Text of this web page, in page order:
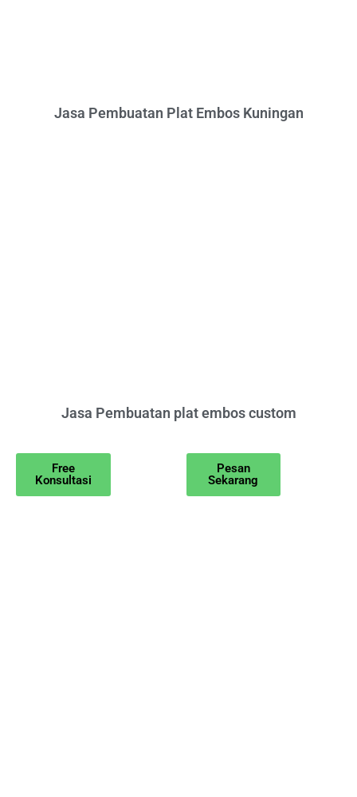
Jasa Pembuatan Plat Embos Kuningan
Jasa Pembuatan plat embos custom
Free
Konsultasi
Pesan
Sekarang